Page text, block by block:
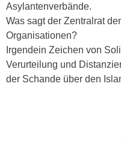
Asylantenverbände.
Was sagt der Zentralrat
Organisationen?
Irgendein Zeichen von
Verurteilung und
der Schande über den